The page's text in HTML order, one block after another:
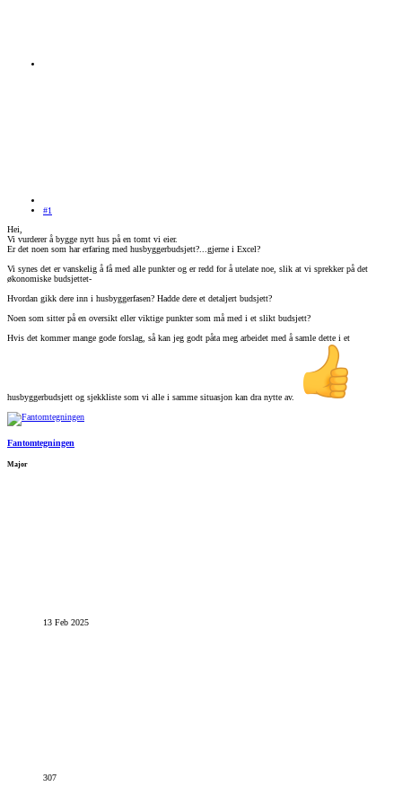
#1
Hei,
Vi vurderer å bygge nytt hus på en tomt vi eier.
Er det noen som har erfaring med husbyggerbudsjett?...gjerne i Excel?
Vi synes det er vanskelig å få med alle punkter og er redd for å utelate noe, slik at vi sprekker på det
økonomiske budsjettet-
Hvordan gikk dere inn i husbyggerfasen? Hadde dere et detaljert budsjett?
Noen som sitter på en oversikt eller viktige punkter som må med i et slikt budsjett?
Hvis det kommer mange gode forslag, så kan jeg godt påta meg arbeidet med å samle dette i et
husbyggerbudsjett og sjekkliste som vi alle i samme situasjon kan dra nytte av.
Fantomtegningen
Major
13 Feb 2025
307